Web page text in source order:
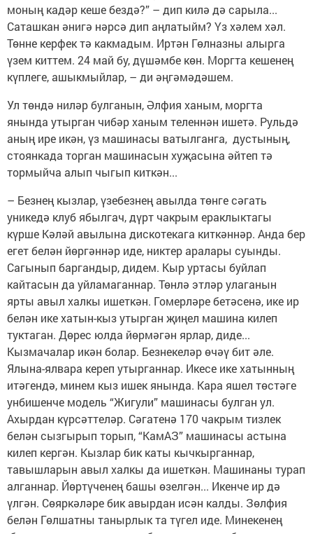
моның кадәр кеше бездә?” – дип килә дә сарыла...
Саташкан әнигә нәрсә дип аңлатыйм? Үз хәлем хәл.
Төнне керфек тә какмадым. Иртән Гөлназны алырга
үзем киттем. 24 май бу, дүшәмбе көн. Моргта кешенең
күплеге, ашыкмыйлар, – ди әңгәмәдәшем.
Ул төндә ниләр булганын, Әлфия ханым, моргта
янында утырган чибәр ханым теленнән ишетә. Рульдә
аның ире икән, үз машинасы ватылганга, дустының,
стоянкада торган машинасын хуҗасына әйтеп тә
тормыйча алып чыгып киткән...
– Безнең кызлар, үзебезнең авылда төнге сәгать
уникедә клуб ябылгач, дүрт чакрым ераклыктагы
күрше Кәләй авылына дискотекага киткәннәр. Анда бер
егет белән йөргәннәр иде, никтер аралары суынды.
Сагынып баргандыр, дидем. Кыр уртасы буйлап
кайтасын да уйламаганнар. Төнлә этләр улаганын
ярты авыл халкы ишеткән. Гомерләре бетәсенә, ике ир
белән ике хатын-кыз утырган җиңел машина килеп
туктаган. Дөрес юлда йөрмәгән ярлар, диде...
Кызмачалар икән болар. Безнекеләр өчәү бит әле.
Ялына-ялвара кереп утырганнар. Икесе ике хатынның
итәгендә, минем кыз ишек янында. Кара яшел төстәге
унбишенче модель “Жигули” машинасы булган ул.
Ахырдан күрсәттеләр. Сәгатенә 170 чакрым тизлек
белән сызгырып торып, “КамАЗ” машинасы астына
килеп кергән. Кызлар бик каты кычкырганнар,
тавышларын авыл халкы да ишеткән. Машинаны турап
алганнар. Йөртүченең башы өзелгән... Икенче ир дә
үлгән. Сөяркәләре бик авырдан исән калды. Зөлфия
белән Гөлшатны танырлык та түгел иде. Минекенең